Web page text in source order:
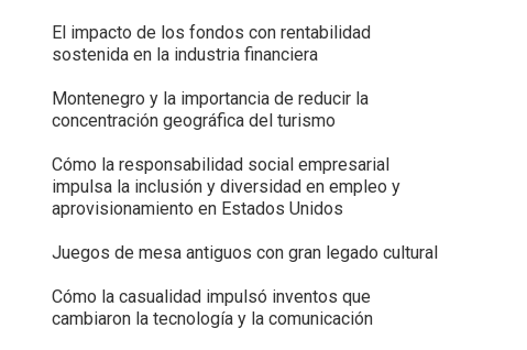
El impacto de los fondos con rentabilidad
sostenida en la industria financiera
Montenegro y la importancia de reducir la
concentración geográfica del turismo
Cómo la responsabilidad social empresarial
impulsa la inclusión y diversidad en empleo y
aprovisionamiento en Estados Unidos
Juegos de mesa antiguos con gran legado cultural
Cómo la casualidad impulsó inventos que
cambiaron la tecnología y la comunicación